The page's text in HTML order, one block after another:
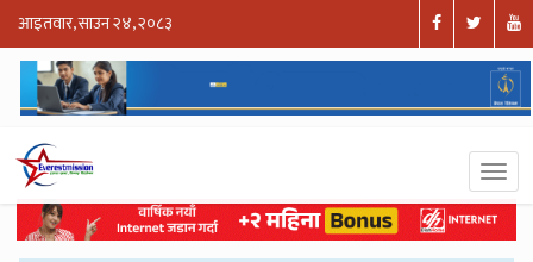
आइतवार, साउन २४, २०८३